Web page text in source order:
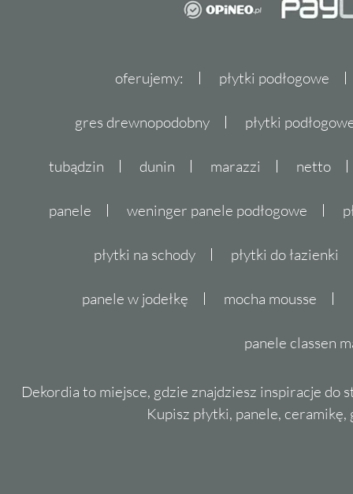
oferujemy: płytki podłogowe
gres drewnopodobny płytki
tubądzin dunin marazzi netto
panele weninger panele podłogowe
płytki na schody płytki do łazienki
panele w jodełkę mocha mousse
panele classen
Dekordia to miejsce, gdzie znajdziesz inspiracje do
Kupisz płytki, panele,